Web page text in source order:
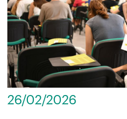
navegación
26/02/2026